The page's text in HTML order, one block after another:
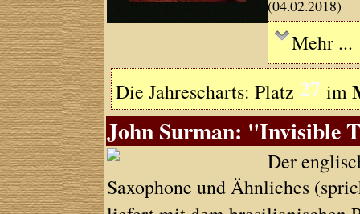
(04.02.2018)
Mehr ...
Die Jahrescharts: Platz 27 im
John Surman: "Invisible
Der
Saxophone und Ähnliches